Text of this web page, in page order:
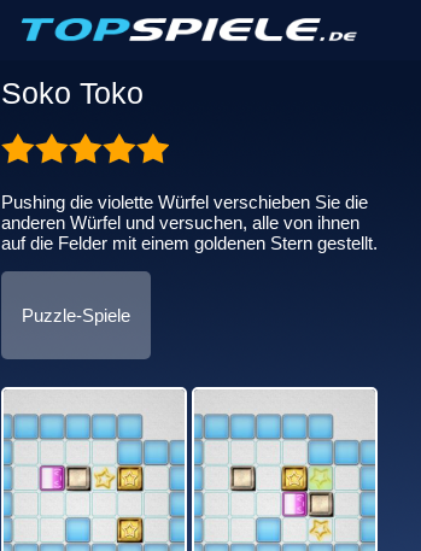
Soko Toko
Pushing die violette Würfel verschieben Sie die
anderen Würfel und versuchen, alle von ihnen
auf die Felder mit einem goldenen Stern gestellt.
Puzzle-Spiele